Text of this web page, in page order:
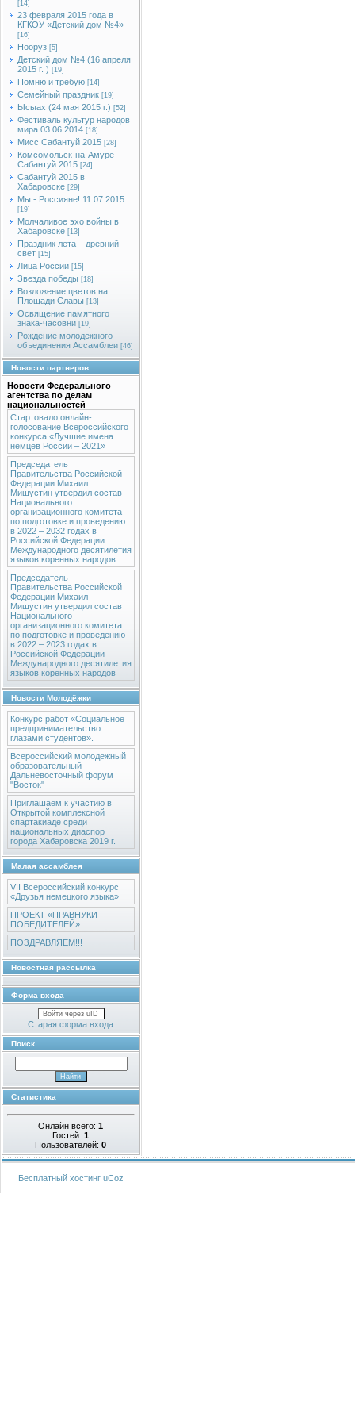
[14]
23 февраля 2015 года в
КГКОУ «Детский дом №4»
[16]
Нооруз [5]
Детский дом №4 (16 апреля
2015 г. ) [19]
Помню и требую [14]
Семейный праздник [19]
Ысыах (24 мая 2015 г.) [52]
Фестиваль культур народов
мира 03.06.2014 [18]
Мисс Сабантуй 2015 [28]
Комсомольск-на-Амуре
Сабантуй 2015 [24]
Сабантуй 2015 в
Хабаровске [29]
Мы - Россияне! 11.07.2015
[19]
Молчаливое эхо войны в
Хабаровске [13]
Праздник лета – древний
свет [15]
Лица России [15]
Звезда победы [18]
Возложение цветов на
Площади Славы [13]
Освящение памятного
знака-часовни [19]
Рождение молодежного
объединения Ассамблеи [46]
Новости партнеров
Новости Федерального
агентства по делам
национальностей
Стартовало онлайн-
голосование Всероссийского
конкурса «Лучшие имена
немцев России – 2021»
Председатель
Правительства Российской
Федерации Михаил
Мишустин утвердил состав
Национального
организационного комитета
по подготовке и проведению
в 2022 – 2032 годах в
Российской Федерации
Международного десятилетия
языков коренных народов
Председатель
Правительства Российской
Федерации Михаил
Мишустин утвердил состав
Национального
организационного комитета
по подготовке и проведению
в 2022 – 2023 годах в
Российской Федерации
Международного десятилетия
языков коренных народов
Новости Молодёжки
Конкурс работ «Социальное
предпринимательство
глазами студентов».
Всероссийский молодежный
образовательный
Дальневосточный форум
"Восток"
Приглашаем к участию в
Открытой комплексной
спартакиаде среди
национальных диаспор
города Хабаровска 2019 г.
Малая ассамблея
VII Всероссийский конкурс
«Друзья немецкого языка»
ПРОЕКТ «ПРАВНУКИ
ПОБЕДИТЕЛЕЙ»
ПОЗДРАВЛЯЕМ!!!
Новостная рассылка
Форма входа
Войти через uID
Старая форма входа
Поиск
Статистика
Онлайн всего:1
Гостей:1
Пользователей:0
Бесплатный хостинг uCoz